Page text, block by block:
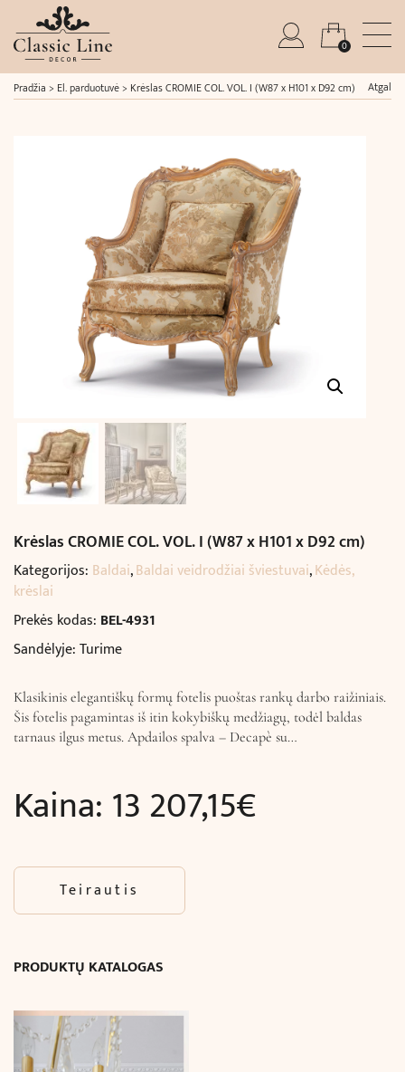
0
Pradžia > El. parduotuvė> Krėslas CROMIE COL. VOL. I (W87 x H101 x D92 cm) Atgal
Krėslas CROMIE COL. VOL. I (W87 x H101 x D92 cm)
Kategorijos: Baldai,Baldai veidrodžiai šviestuvai,Kėdės,
krėslai
Prekės kodas: BEL-4931
Sandėlyje: Turime
Klasikinis elegantiškų formų fotelis puoštas rankų darbo raižiniais.
Šis fotelis pagamintas iš itin kokybiškų medžiagų, todėl baldas
tarnaus ilgus metus. Apdailos spalva – Decapè su…
Kaina: 13 207,15€
Teirautis
PRODUKTŲ KATALOGAS